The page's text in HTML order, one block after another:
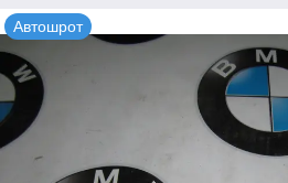
Автошрот